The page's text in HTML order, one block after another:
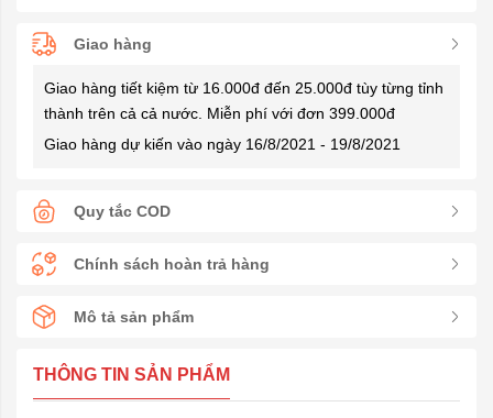
Giao hàng
Giao hàng tiết kiệm từ 16.000đ đến 25.000đ tùy từng tỉnh
thành trên cả cả nước. Miễn phí với đơn 399.000đ
Giao hàng dự kiến vào ngày 16/8/2021 - 19/8/2021
Quy tắc COD
Chính sách hoàn trả hàng
Mô tả sản phẩm
THÔNG TIN SẢN PHẨM